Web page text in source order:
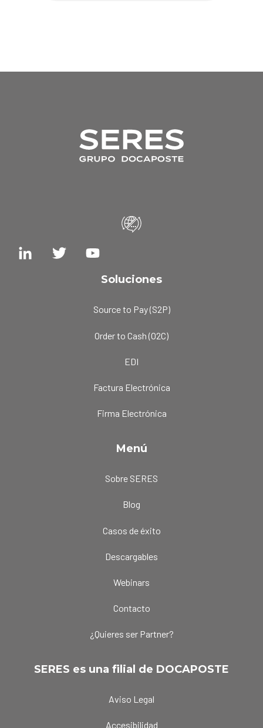
Soluciones
Source to Pay (S2P)
Order to Cash (O2C)
EDI
Factura Electrónica
Firma Electrónica
Menú
Sobre SERES
Blog
Casos de éxito
Descargables
Webinars
Contacto
¿Quieres ser Partner?
SERES es una filial de DOCAPOSTE
Aviso Legal
Accesibilidad